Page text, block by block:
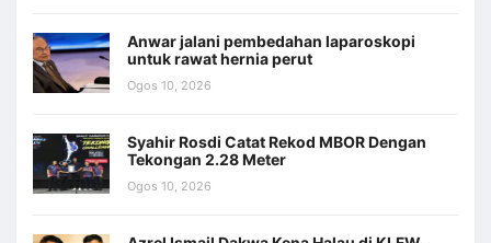
Anwar jalani pembedahan laparoskopi
untuk rawat hernia perut
Ogos 10, 2026
Syahir Rosdi Catat Rekod MBOR Dengan
Tekongan 2.28 Meter
Ogos 10, 2026